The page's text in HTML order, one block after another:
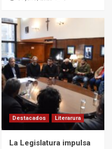
Destacados Literarura
La Legislatura impulsa